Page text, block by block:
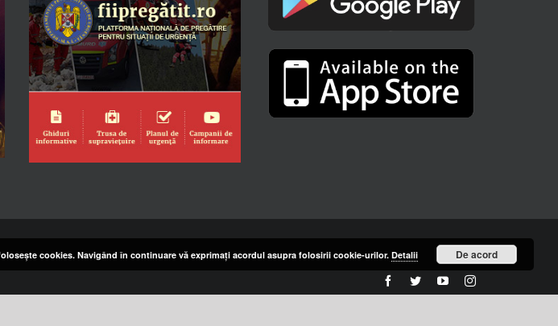
FacebookTwitterYouTubeInstagram
cookies. Navigând în continuare vă exprimaţi acordul asupra folosirii cookie-urilor. Detalii De acord